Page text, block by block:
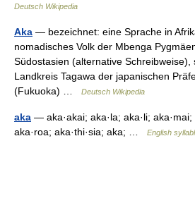
Deutsch Wikipedia
Aka — bezeichnet: eine Sprache in
nomadisches Volk der Mbenga
Südostasien (alternative Schreibweise),
Landkreis Tagawa der japanischen
(Fukuoka) …
Deutsch Wikipedia
aka — aka·akai; aka·la; aka·li; aka·mai;
aka·roa; aka·thi·sia; aka; …
English